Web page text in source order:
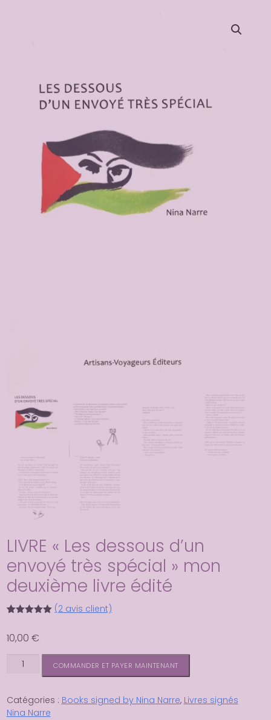
Articles, Podcast …
LIVRE « Les dessous d’un
envoyé très spécial » mon
deuxième livre édité
basé sur
(2 avis client)
10,00 €
quantité
"Les
dessous
COMMANDER ET PAYER MAINTENANT
Catégories : Books signed by Nina Narre, Livres signés
Nina Narre